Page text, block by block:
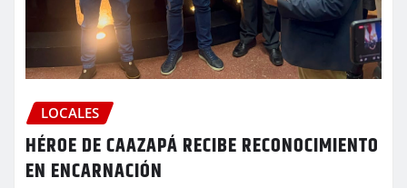
LOCALES
HÉROE DE CAAZAPÁ RECIBE RECONOCIMIENTO
EN ENCARNACIÓN